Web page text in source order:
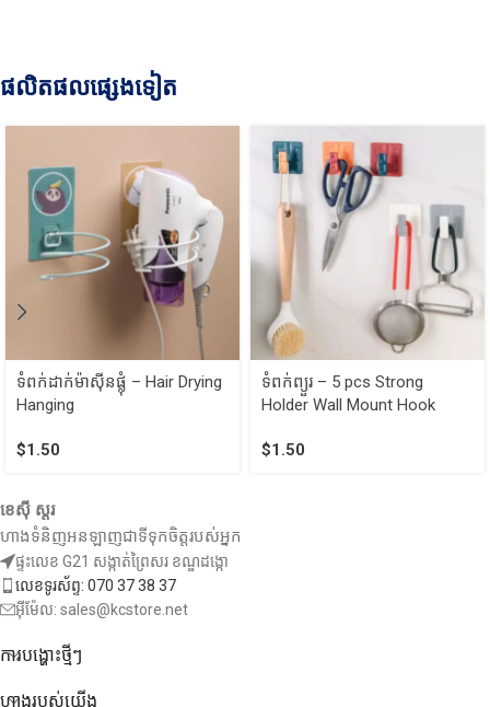
ផលិតផលផ្សេងទៀត
ទំពក់ដាក់ម៉ាស៊ីនផ្លុំ – Hair Drying
Hanging
$1.50
ទំពក់ព្យួរ​ – 5 pcs Strong
Holder Wall Mount Hook
$1.50
ខេស៊ី ស្តរ
ហាងទំនិញអនឡាញជាទីទុកចិត្តរបស់អ្នក
ផ្ទះលេខ G21 សង្កាត់ព្រៃសរ ខណ្ឌដង្កោ
លេខទូរស័ព្ទ: 070 37 38 37
អ៊ីម៉ែល: sales@kcstore.net
ការបង្ហោះថ្មីៗ
ហាងរបស់យើង